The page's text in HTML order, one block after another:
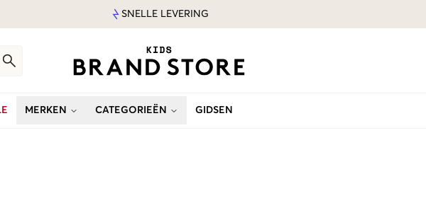
SNELLE LEVERING
MERKEN CATEGORIEËN GIDSEN